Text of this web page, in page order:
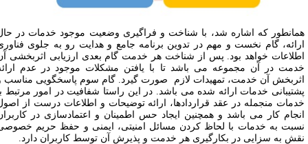
که اشاره شد، با شناخت و فراگیری وضعیت موجود خدمات در حال
گام نخست و مهم در تدوین برنامه جامع و هدایت رو به جلوی فناوری
خواهد بود. پس از شناخت هر خدمت گام بعدی ارزیابی اثربخشی آن
در آن مجموعه می باشد تا با یافتن مشکلات موجود در عدم ارائه
آن خدمت، تمهیدات لازم صورت گیرد. گام سوم پاسخگویی مناسب و
خدمات ارائه شده می باشد. در این راستا شفافیت در امور مرتبط با
منجمله در عقد قراردادها، ارائه توضیحات و اطلاعات درست از اصول
کار می باشد و همچنین ایجاد حس اطمینان و اعتمادسازی در کاربران
به خدمات با لحاظ کردن مسائل امنیتی، ایمنی و حفظ حریم خصوصی
به سزایی در بکارگیری هر خدمت و پذیرش آن توسط کاربران دارد.